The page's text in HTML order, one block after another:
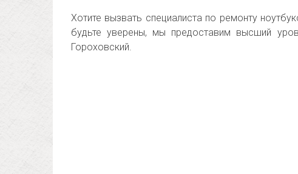
Хотите вызвать специалиста по ремонту
будьте уверены, мы предоставим высший
Гороховский.